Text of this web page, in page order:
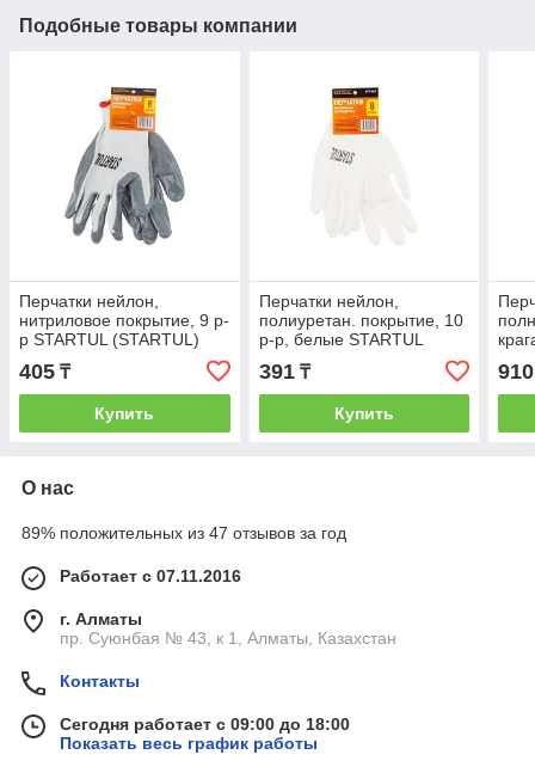
Подобные товары компании
Перчатки нейлон,
нитриловое покрытие, 9 р-
р STARTUL (STARTUL)
(ST7104-9)
405 ₸
Купить
Перчатки нейлон,
полиуретан. покрытие, 10
р-р, белые STARTUL
(STARTUL) (ST7129-10)
391₸
Купить
910
О нас
89% положительных из 47 отзывов за год
Работает с 07.11.2016
г. Алматы
пр. Суюнбая № 43, к 1, Алматы, Казахстан
Контакты
Сегодня работает с 09:00 до 18:00
Показать весь график работы